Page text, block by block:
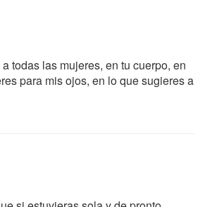
todas las mujeres, en tu cuerpo, en
para mis ojos, en lo que sugieres a